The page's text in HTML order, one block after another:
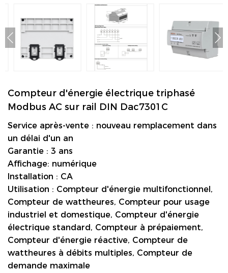
Compteur d'énergie électrique triphasé
Modbus AC sur rail DIN Dac7301C
Service après-vente : nouveau remplacement dans
un délai d'un an
Garantie : 3 ans
Affichage: numérique
Installation : CA
Utilisation : Compteur d'énergie multifonctionnel,
Compteur de wattheures, Compteur pour usage
industriel et domestique, Compteur d'énergie
électrique standard, Compteur à prépaiement,
Compteur d'énergie réactive, Compteur de
wattheures à débits multiples, Compteur de
demande maximale